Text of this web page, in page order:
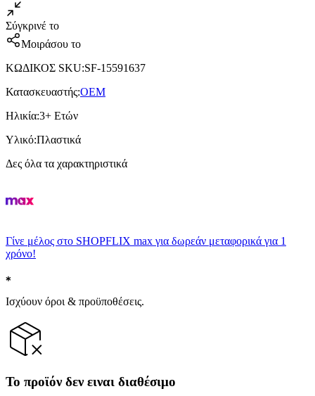
Σύγκρινέ το
Μοιράσου το
ΚΩΔΙΚΟΣ SKU:SF-15591637
Κατασκευαστής:OEM
Ηλικία:3+ Ετών
Υλικό:Πλαστικά
Δες όλα τα χαρακτηριστικά
Γίνε μέλος στο SHOPFLIX max για δωρεάν μεταφορικά για 1
χρόνο!
Ισχύουν όροι & προϋποθέσεις.
Το προϊόν δεν ειναι διαθέσιμο